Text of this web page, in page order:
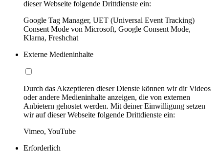
dieser Webseite folgende Drittdienste ein:
Google Tag Manager, UET (Universal Event Tracking)
Consent Mode von Microsoft, Google Consent Mode,
Klarna, Freshchat
Externe Medieninhalte
Durch das Akzeptieren dieser Dienste können wir dir Videos
oder andere Medieninhalte anzeigen, die von externen
Anbietern gehostet werden. Mit deiner Einwilligung setzen
wir auf dieser Webseite folgende Drittdienste ein:
Vimeo, YouTube
Erforderlich